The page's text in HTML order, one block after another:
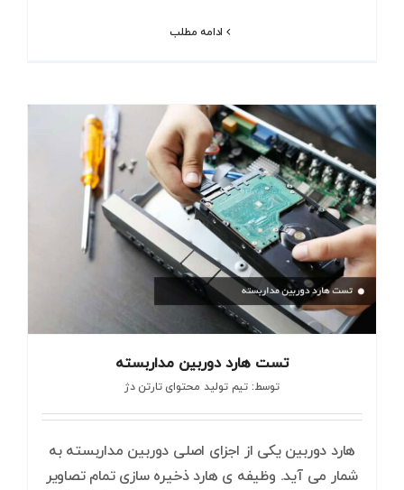
ادامه مطلب
تست هارد دوربین مداربسته
توسط: تیم تولید محتوای تارتن دژ
هارد دوربین یکی از اجزای اصلی دوربین مداربسته به
شمار می آید. وظیفه ی هارد ذخیره سازی تمام تصاویر